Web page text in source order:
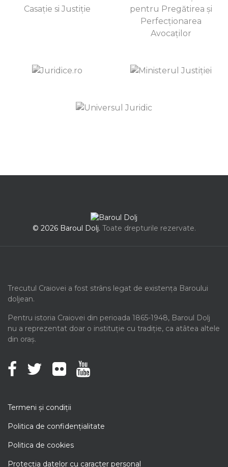
© 2026 Baroul Dolj. Toate drepturile rezervate.
Trecutul Craiovei a fost strâns legat de existența Baroului
doljean.
Pentru istoria Craiovei din perioada 1865-1948, Baroul Dolj
nu a reprezentat doar o instituție cu tradiție, ca atâtea altele
din oraș.
Termeni şi condiţii
Politica de confidenţialitate
Politica de cookies
Protecţia datelor cu caracter personal